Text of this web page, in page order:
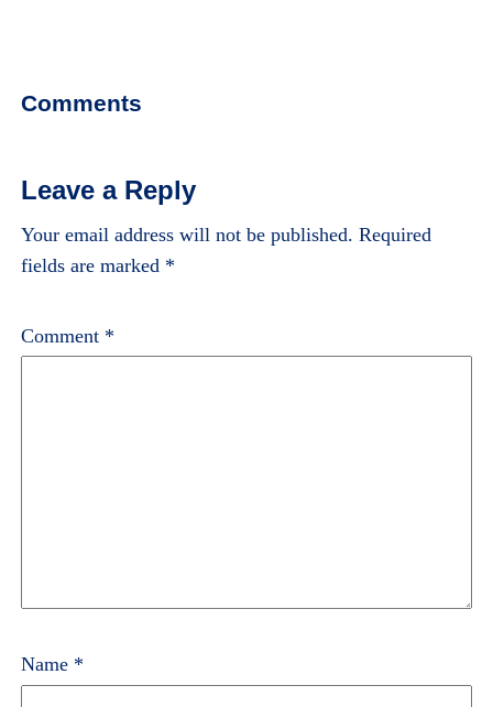
Comments
Leave a Reply
Your email address will not be published. Required
fields are marked *
Comment *
Name *